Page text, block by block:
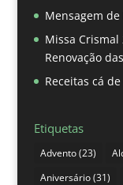
Mensagem de
Missa Crismal
Renovação
Receitas cá
Etiquetas
Advento(23)
Aniversário(31)